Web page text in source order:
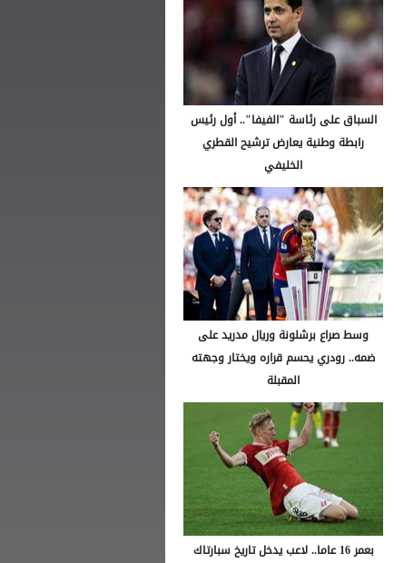
السباق على رئاسة "الفيفا".. أول رئيس
رابطة وطنية يعارض ترشيح القطري
الخليفي
وسط صراع برشلونة وريال مدريد على
ضمه.. رودري يحسم قراره ويختار وجهته
المقبلة
بعمر 16 عاما.. لاعب يدخل تاريخ سبارتاك